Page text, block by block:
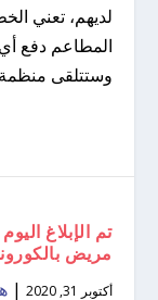
لديهم، تعني
المطاعم دفع
وستتلقى منظمة
مريض
أكتوبر 31, 2020 |